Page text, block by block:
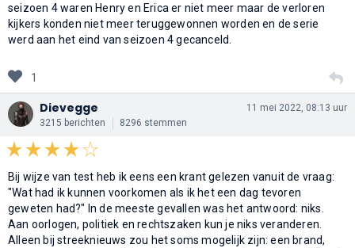
seizoen 4 waren Henry en Erica er niet meer maar de verloren
kijkers konden niet meer teruggewonnen worden en de serie
werd aan het eind van seizoen 4 gecanceld.
1
Dievegge
3215 berichten 8296 stemmen
11 mei 2022, 08:13 uur
Bij wijze van test heb ik eens een krant gelezen vanuit de vraag:
"Wat had ik kunnen voorkomen als ik het een dag tevoren
geweten had?" In de meeste gevallen was het antwoord: niks.
Aan oorlogen, politiek en rechtszaken kun je niks veranderen.
Alleen bij streeknieuws zou het soms mogelijk zijn: een brand,